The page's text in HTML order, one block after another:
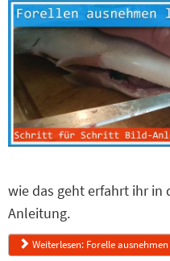
wie das geht erfahrt ihr
Anleitung.
Weiterlesen: Forelle